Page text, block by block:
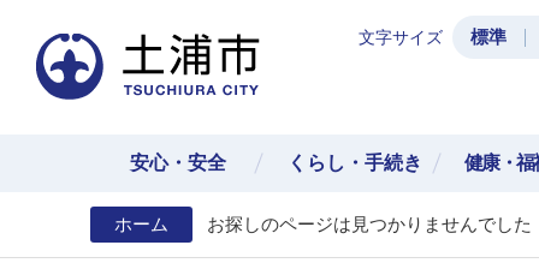
土浦
文字サイズ 標準
安心・安全 くらし・手続き 健康・福
ホーム お探しのページは見つかりませんでした